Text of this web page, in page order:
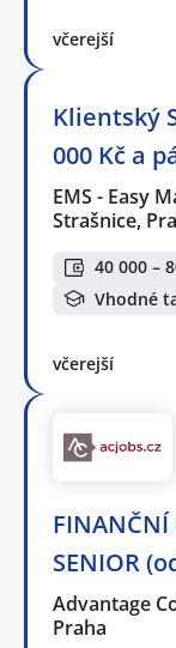
včerejší
Klientský
000 Kč a
EMS - Easy
Strašnice,
40 000 –
Vhodné
včerejší
FINANČNÍ
SENIOR
Advantage
Praha